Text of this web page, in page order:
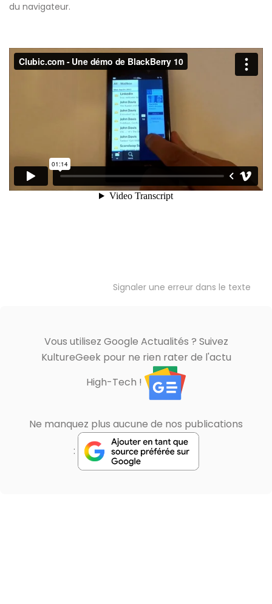
du navigateur.
Signaler une erreur dans le texte
Vous utilisez Google Actualités ? Suivez
KultureGeek pour ne rien rater de l'actu
High-Tech !
Ne manquez plus aucune de nos publications
: